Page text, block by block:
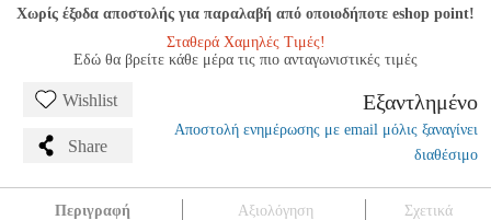
Χωρίς έξοδα αποστολής για παραλαβή από οποιοδήποτε eshop point!
Σταθερά Χαμηλές Τιμές!
Εδώ θα βρείτε κάθε μέρα τις πιο ανταγωνιστικές τιμές
Wishlist
Share
Εξαντλημένο
Αποστολή ενημέρωσης με email μόλις ξαναγίνει
διαθέσιμο
Περιγραφή Αξιολόγηση Σχετικά